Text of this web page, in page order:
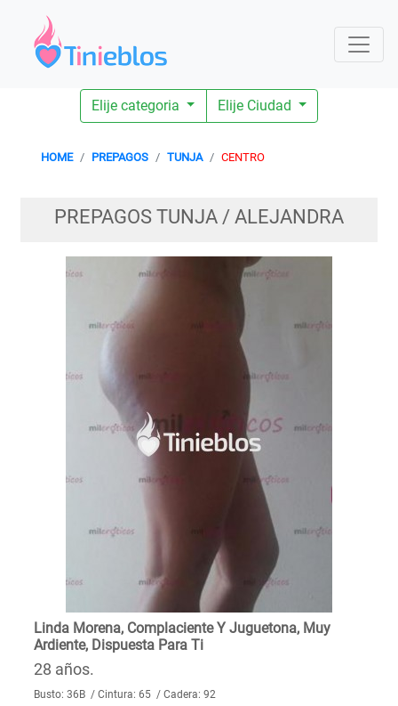
Elije categoria Elije Ciudad
HOME PREPAGOS TUNJA CENTRO
PREPAGOS TUNJA / ALEJANDRA
Linda Morena, Complaciente Y Juguetona, Muy
Ardiente, Dispuesta Para Ti
28 años.
Busto: 36B / Cintura: 65 / Cadera: 92